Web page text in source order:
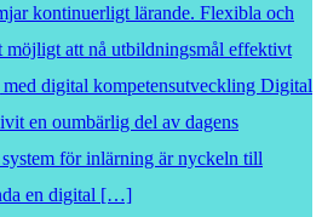
kontinuerligt lärande. Flexibla och
möjligt att nå utbildningsmål effektivt
digital kompetensutveckling Digital
en oumbärlig del av dagens
för inlärning är nyckeln till
en digital […]